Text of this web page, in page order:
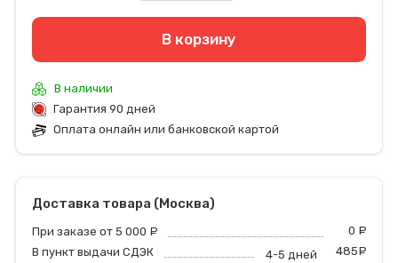
В корзину
В наличии
Гарантия 90 дней
Оплата онлайн или банковской картой
Доставка товара (Москва)
При заказе от 5 000 0
В пункт выдачи СДЭК
4-5 дней 485